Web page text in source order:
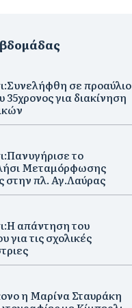
σε προαύλιο
35χρονος για διακίνηση
το
Μεταμόρφωσης
στην πλ. Αγ.Λαύρας
απάντηση του
για τις σχολικές
η Μαρίνα Σταυράκη